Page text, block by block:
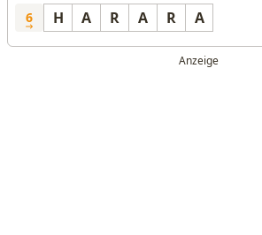
6 H A R A R A